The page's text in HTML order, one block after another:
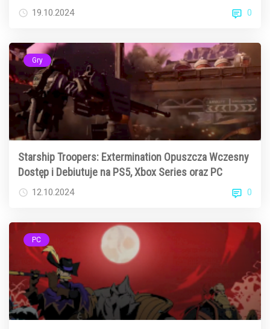
19.10.2024 0
Gry
Starship Troopers: Extermination Opuszcza Wczesny
Dostęp i Debiutuje na PS5, Xbox Series oraz PC
12.10.2024 0
PC